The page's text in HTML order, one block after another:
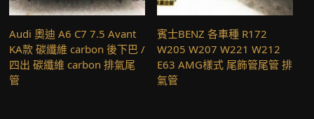
Audi 奧迪 A6 C7 7.5 Avant
KA款 碳纖維 carbon 後下巴 /
四出 碳纖維 carbon 排氣尾
管
賓士BENZ 各車種 R172
W205 W207 W221 W212
E63 AMG樣式 尾飾管尾管 排
氣管